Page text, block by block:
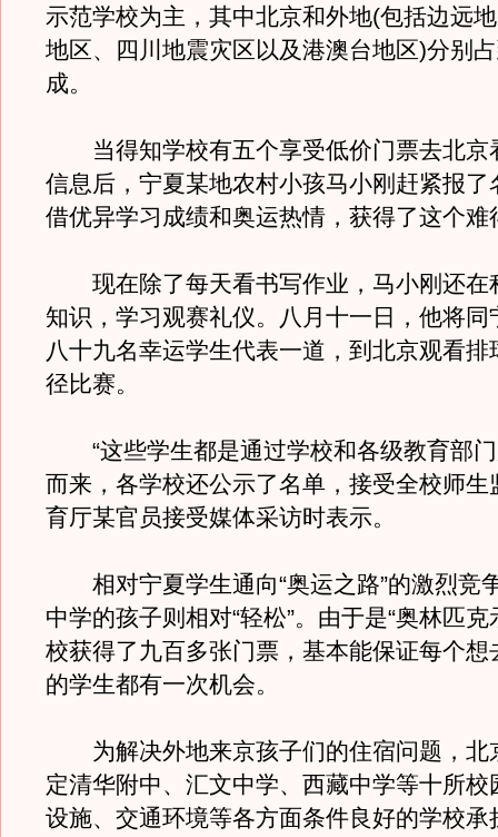
示范学校为主，其中北京和外地(包括边远
地区、四川地震灾区以及港澳台地区)分别
成。
当得知学校有五个享受低价门票去北京
信息后，宁夏某地农村小孩马小刚赶紧报了
借优异学习成绩和奥运热情，获得了这个难
现在除了每天看书写作业，马小刚还在
知识，学习观赛礼仪。八月十一日，他将同
八十九名幸运学生代表一道，到北京观看排
径比赛。
“这些学生都是通过学校和各级教育部门
而来，各学校还公示了名单，接受全校师生
育厅某官员接受媒体采访时表示。
相对宁夏学生通向“奥运之路”的激烈竞
中学的孩子则相对“轻松”。由于是“奥林匹克
校获得了九百多张门票，基本能保证每个想
的学生都有一次机会。
为解决外地来京孩子们的住宿问题，北
定清华附中、汇文中学、西藏中学等十所校
设施、交通环境等各方面条件良好的学校承